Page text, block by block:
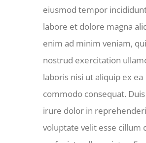
eiusmod tempor
labore et dolore magna
enim ad minim veniam,
nostrud exercitation
laboris nisi ut aliquip ex ea
commodo consequat.
irure dolor in
voluptate velit esse cillum